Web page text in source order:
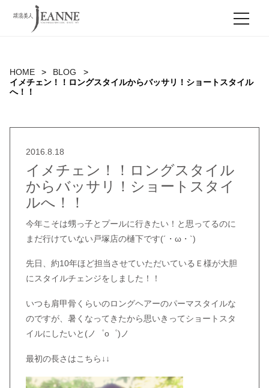
HOME
BLOG
イメチェン！！ロングスタイルからバッサリ！ショートスタイル
へ！！
2016.8.18
イメチェン！！ロングスタイル
からバッサリ！ショートスタイ
ルへ！！
今年こそは甥っ子とプールに行きたい！と思ってるのに
まだ行けていない戸塚店の樋下です(´・ω・`)
先日、約10年ほど担当させていただいているＥ様が大胆
にスタイルチェンジをしました！！
いつも肩甲骨くらいのロングヘアーのパーマスタイルな
のですが、暑くなってきたから思いきってショートスタ
イルにしたいと(ノ゜ο゜)ノ
最初の長さはこちら↓↓